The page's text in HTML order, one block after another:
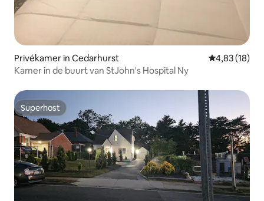
Privékamer in Cedarhurst Gemiddelde
4,83 (18)
Kamer in de buurt van StJohn's Hospital Ny
Superhost
Superhost